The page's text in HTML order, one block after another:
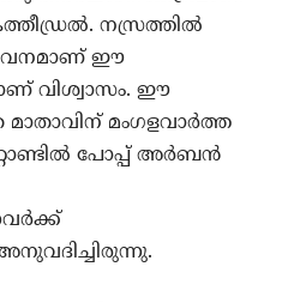
നസ്രത്തില്‍
ഭവനമാണ് ഈ
വിശ്വാസം. ഈ
മാതാവിന് മംഗളവാര്‍ത്ത
പോപ്പ് അര്‍ബന്‍